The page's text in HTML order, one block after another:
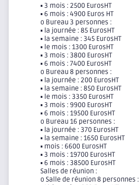
▪ 3 mois : 2500 EurosHT
▪ 6 mois : 4900 Euros HT
o Bureau 3 personnes :
▪ la journée : 85 EurosHT
▪ la semaine : 345 EurosHT
▪ le mois : 1300 EurosHT
▪ 3 mois : 3800 EurosHT
▪ 6 mois : 7400 EurosHT
o Bureau 8 personnes :
▪ la journée : 200 EurosHT
▪ la semaine : 850 EurosHT
▪ le mois : 3350 EurosHT
▪ 3 mois : 9900 EurosHT
▪ 6 mois : 19500 EurosHT
o Bureau 16 personnes :
▪ la journée : 370 EurosHT
▪ la semaine : 1650 EurosHT
▪ mois : 6600 EurosHT
▪ 3 mois : 19700 EurosHT
▪ 6 mois : 38500 EurosHT
Salles de réunion :
o Salle de réunion 8 personnes :